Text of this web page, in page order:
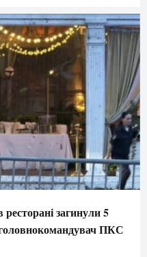
загинули 5
ПКС